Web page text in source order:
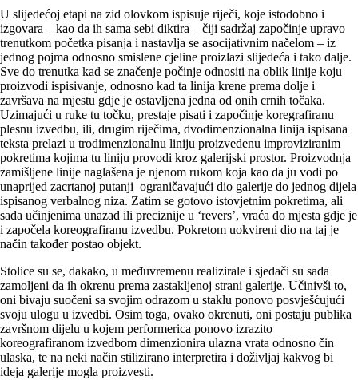
U slijedećoj etapi na zid olovkom ispisuje riječi, koje istodobno i
izgovara – kao da ih sama sebi diktira – čiji sadržaj započinje upravo
trenutkom početka pisanja i nastavlja se asocijativnim načelom – iz
jednog pojma odnosno smislene cjeline proizlazi slijedeća i tako dalje.
Sve do trenutka kad se značenje počinje odnositi na oblik linije koju
proizvodi ispisivanje, odnosno kad ta linija krene prema dolje i
završava na mjestu gdje je ostavljena jedna od onih crnih točaka.
Uzimajući u ruke tu točku, prestaje pisati i započinje koregrafiranu
plesnu izvedbu, ili, drugim riječima, dvodimenzionalna linija ispisana
teksta prelazi u trodimenzionalnu liniju proizvedenu improviziranim
pokretima kojima tu liniju provodi kroz galerijski prostor. Proizvodnja
zamišljene linije naglašena je njenom rukom koja kao da ju vodi po
unaprijed zacrtanoj putanji ograničavajući dio galerije do jednog dijela
ispisanog verbalnog niza. Zatim se gotovo istovjetnim pokretima, ali
sada učinjenima unazad ili preciznije u ‘revers’, vraća do mjesta gdje je
i započela koreografiranu izvedbu. Pokretom uokvireni dio na taj je
način također postao objekt.
Stolice su se, dakako, u međuvremenu realizirale i sjedači su sada
zamoljeni da ih okrenu prema zastakljenoj strani galerije. Učinivši to,
oni bivaju suočeni sa svojim odrazom u staklu ponovo posvješćujući
svoju ulogu u izvedbi. Osim toga, ovako okrenuti, oni postaju publika
završnom dijelu u kojem performerica ponovo izrazito
koreografiranom izvedbom dimenzionira ulazna vrata odnosno čin
ulaska, te na neki način stilizirano interpretira i doživljaj kakvog bi
ideja galerije mogla proizvesti.